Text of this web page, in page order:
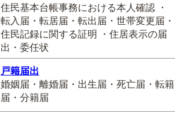
住民基本台帳事務における本人確認 ・
転入届・転居届・転出届・世帯変更届・
住民記録に関する証明 ・住居表示の届
出・委任状
戸籍届出
婚姻届・離婚届・出生届・死亡届・転籍
届・分籍届